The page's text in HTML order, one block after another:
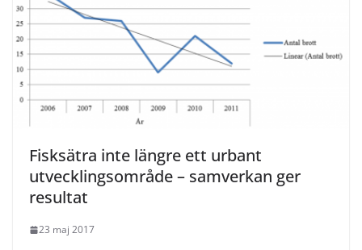
Fisksätra inte längre ett urbant
utvecklingsområde – samverkan ger
resultat
23 maj 2017